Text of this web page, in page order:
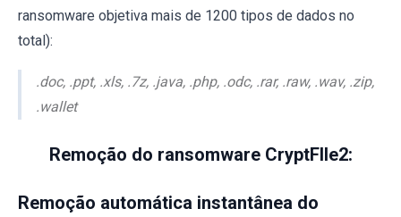
ransomware objetiva mais de 1200 tipos de dados no
total):
.doc, .ppt, .xls, .7z, .java, .php, .odc, .rar, .raw, .wav, .zip,
.wallet
Remoção do ransomware CryptFIle2:
Remoção automática instantânea do